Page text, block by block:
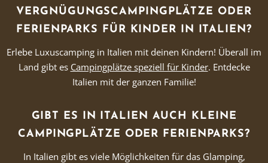
VERGNÜGUNGSCAMPINGPLÄTZE ODER
FERIENPARKS FÜR KINDER IN ITALIEN?
Erlebe Luxuscamping in Italien mit deinen Kindern! Überall im
Land gibt es Campingplätze speziell für Kinder. Entdecke
Italien mit der ganzen Familie!
GIBT ES IN ITALIEN AUCH KLEINE
CAMPINGPLÄTZE ODER FERIENPARKS?
In Italien gibt es viele Möglichkeiten für das Glamping,